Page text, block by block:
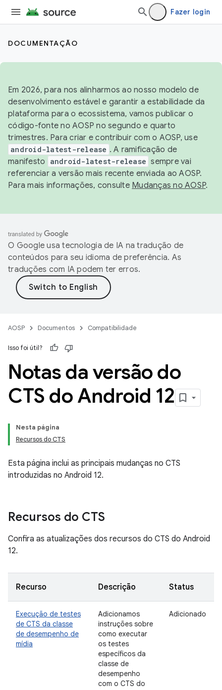
Fazer login
DOCUMENTAÇÃO
Em 2026, para nos alinharmos ao nosso modelo de
desenvolvimento estável e garantir a estabilidade da
plataforma para o ecossistema, vamos publicar o
código-fonte no AOSP no segundo e quarto
trimestres. Para criar e contribuir com o AOSP, use
android-latest-release . A ramificação de
manifesto
android-latest-release sempre vai
referenciar a versão mais recente enviada ao AOSP.
Para mais informações, consulte Mudanças no AOSP.
O Google usa tecnologia de IA na tradução de
conteúdos para seu idioma de preferência. As
traduções com IA podem ter erros.
AOSP Documentos Compatibilidade
Isso foi útil?
Notas da versão do
CTS do Android 12
Nesta página
Recursos do CTS
Esta página inclui as principais mudanças no CTS
introduzidas no Android 12.
Recursos do CTS
Confira as atualizações dos recursos do CTS do Android
12.
Recurso Descrição Status
Execução de testes
de CTS da classe
de desempenho de
mídia
Adicionamos
instruções sobre
como executar
os testes
específicos da
classe de
desempenho
com o CTS do
Adicionado